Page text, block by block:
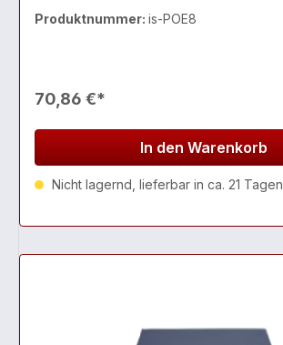
Produktnummer: is-POE8
70,86 €*
In den Warenkorb
Nicht lagernd, lieferbar in ca. 21 Tagen